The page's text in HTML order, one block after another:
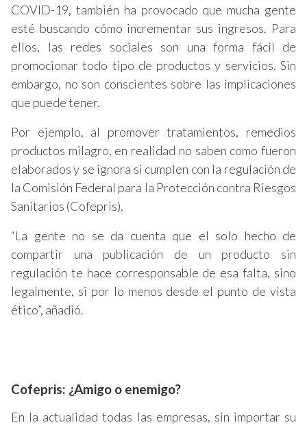
COVID-19, también ha provocado que mucha gente
esté buscando cómo incrementar sus ingresos. Para
ellos, las redes sociales son una forma fácil de
promocionar todo tipo de productos y servicios. Sin
embargo, no son conscientes sobre las implicaciones
que puede tener.
Por ejemplo, al promover tratamientos, remedios
productos milagro, en realidad no saben como fueron
elaborados y se ignora si cumplen con la regulación de
la Comisión Federal para la Protección contra Riesgos
Sanitarios (Cofepris).
“La gente no se da cuenta que el solo hecho de
compartir una publicación de un producto sin
regulación te hace corresponsable de esa falta, sino
legalmente, si por lo menos desde el punto de vista
ético”, añadió.
Cofepris: ¿Amigo o enemigo?
En la actualidad todas las empresas, sin importar su